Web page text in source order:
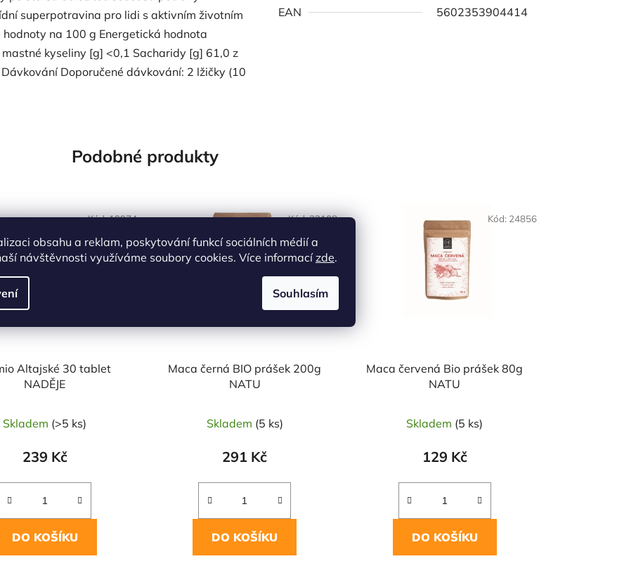
obsahu a reklam, poskytování funkcí sociálních médií a
návštěvnosti využíváme soubory cookies. Více informacízde.
Souhlasím
superpotravina pro lidi s aktivním životním
na 100 g Energetická hodnota
kyseliny [g] <0,1 Sacharidy [g] 61,0 z
Doporučené dávkování: 2 lžičky (10
EAN
5602353904414
Podobné produkty
Altajské 30 tablet
NADĚJE
Skladem (>5 ks)
239 Kč
DO KOŠÍKU
Kód:19974
Maca černá BIO prášek 200g
NATU
Skladem (5 ks)
291 Kč
DO KOŠÍKU
Kód:22108
Maca červená Bio prášek 80g
NATU
Skladem (5 ks)
129 Kč
DO KOŠÍKU
Kód: 24856